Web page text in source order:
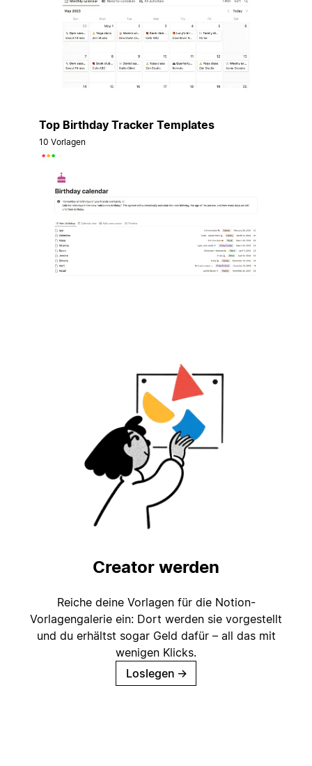
Top Birthday Tracker Templates
10 Vorlagen
Creator werden
Reiche deine Vorlagen für die Notion-
Vorlagengalerie ein: Dort werden sie vorgestellt
und du erhältst sogar Geld dafür – all das mit
wenigen Klicks.
Loslegen →